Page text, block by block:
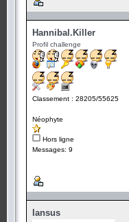
Hannibal.Killer
Profil challenge
Classement : 28205/55625
Néophyte
Hors ligne
Messages: 9
Iansus